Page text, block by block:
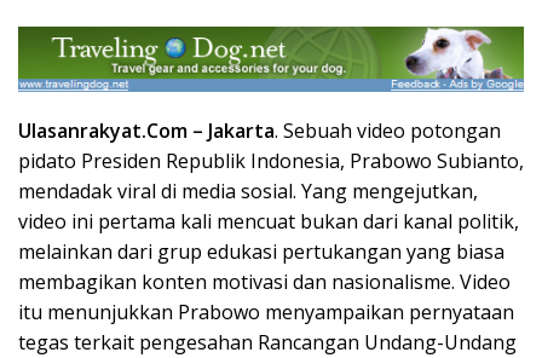
Ulasanrakyat.Com – Jakarta. Sebuah video potongan
pidato Presiden Republik Indonesia, Prabowo Subianto,
mendadak viral di media sosial. Yang mengejutkan,
video ini pertama kali mencuat bukan dari kanal politik,
melainkan dari grup edukasi pertukangan yang biasa
membagikan konten motivasi dan nasionalisme. Video
itu menunjukkan Prabowo menyampaikan pernyataan
tegas terkait pengesahan Rancangan Undang-Undang